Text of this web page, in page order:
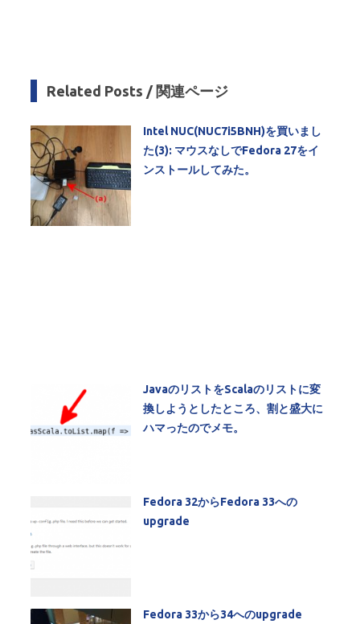
Related Posts / 関連ページ
Intel NUC(NUC7i5BNH)を買いまし
た(3): マウスなしでFedora 27をイ
ンストールしてみた。
JavaのリストをScalaのリストに変
換しようとしたところ、割と盛大に
ハマったのでメモ。
Fedora 32からFedora 33への
upgrade
Fedora 33から34へのupgrade